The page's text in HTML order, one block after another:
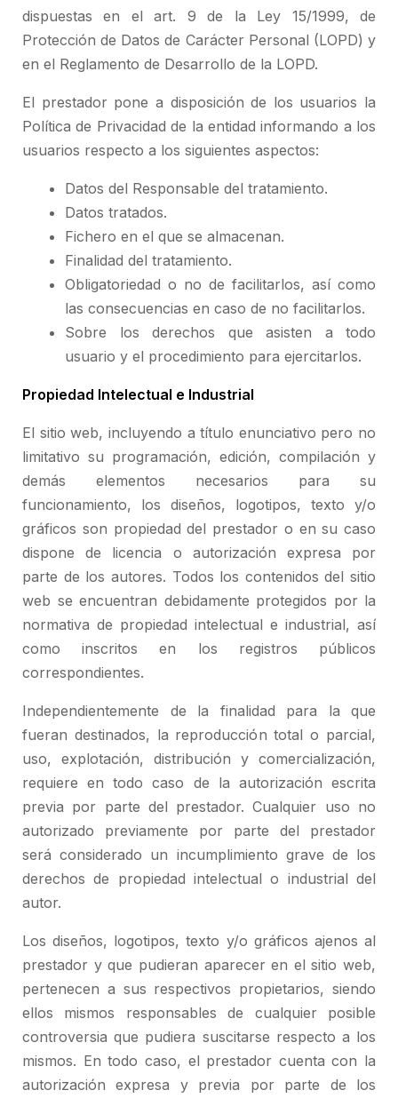
dispuestas en el art. 9 de la Ley 15/1999, de
Protección de Datos de Carácter Personal (LOPD) y
en el Reglamento de Desarrollo de la LOPD.
El prestador pone a disposición de los usuarios la
Política de Privacidad de la entidad informando a los
usuarios respecto a los siguientes aspectos:
Datos del Responsable del tratamiento.
Datos tratados.
Fichero en el que se almacenan.
Finalidad del tratamiento.
Obligatoriedad o no de facilitarlos, así como
las consecuencias en caso de no facilitarlos.
Sobre los derechos que asisten a todo
usuario y el procedimiento para ejercitarlos.
Propiedad Intelectual e Industrial
El sitio web, incluyendo a título enunciativo pero no
limitativo su programación, edición, compilación y
demás elementos necesarios para su
funcionamiento, los diseños, logotipos, texto y/o
gráficos son propiedad del prestador o en su caso
dispone de licencia o autorización expresa por
parte de los autores. Todos los contenidos del sitio
web se encuentran debidamente protegidos por la
normativa de propiedad intelectual e industrial, así
como inscritos en los registros públicos
correspondientes.
Independientemente de la finalidad para la que
fueran destinados, la reproducción total o parcial,
uso, explotación, distribución y comercialización,
requiere en todo caso de la autorización escrita
previa por parte del prestador. Cualquier uso no
autorizado previamente por parte del prestador
será considerado un incumplimiento grave de los
derechos de propiedad intelectual o industrial del
autor.
Los diseños, logotipos, texto y/o gráficos ajenos al
prestador y que pudieran aparecer en el sitio web,
pertenecen a sus respectivos propietarios, siendo
ellos mismos responsables de cualquier posible
controversia que pudiera suscitarse respecto a los
mismos. En todo caso, el prestador cuenta con la
autorización expresa y previa por parte de los